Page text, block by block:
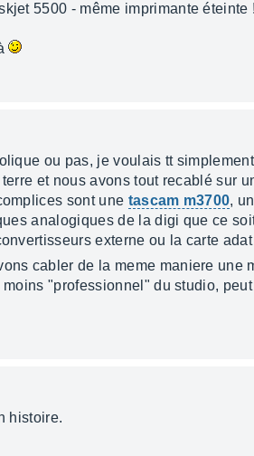
5500 - même imprimante
ou pas, je voulais tt
et nous avons tout recablé sur
sont une tascam m3700,
analogiques de la digi que ce
externe ou la carte
cabler de la meme maniere
"professionnel" du studio,
histoire.